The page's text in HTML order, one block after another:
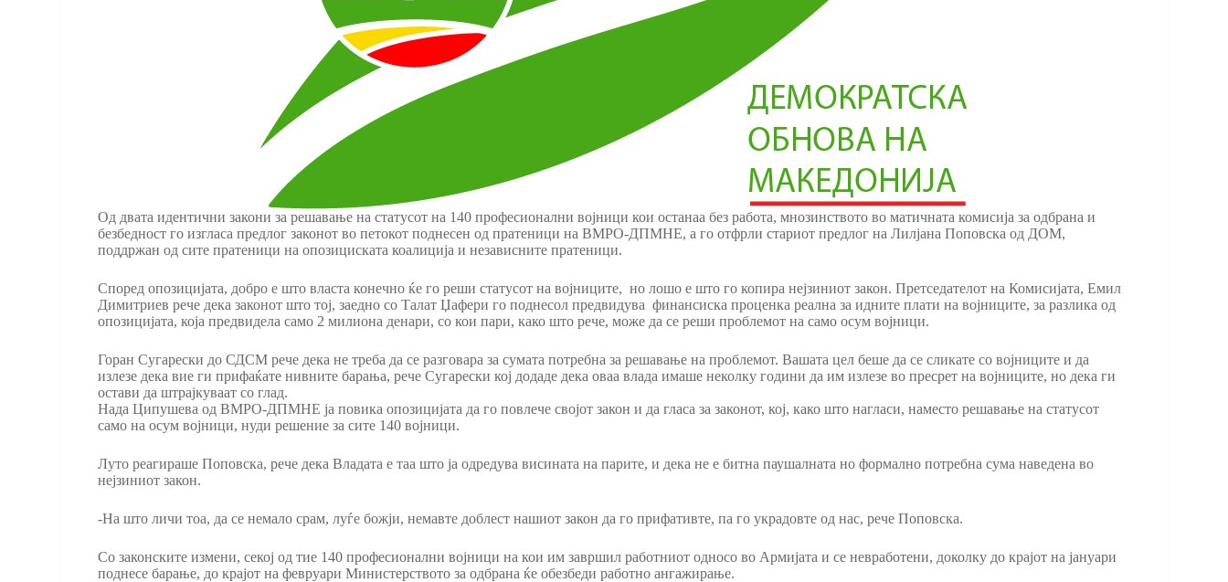
Од двата идентични закони за решавање на статусот на 140 професионални војници кои останаа без работа, мнозинството во матичната комисија за одбрана и
безбедност го изгласа предлог законот во петокот поднесен од пратеници на ВМРО-ДПМНЕ, а го отфрли стариот предлог на Лилјана Поповска од ДОМ,
поддржан од сите пратеници на опозициската коалиција и независните пратеници.
Според опозицијата, добро е што власта конечно ќе го реши статусот на војниците, но лошо е што го копира нејзиниот закон. Претседателот на Комисијата, Емил
Димитриев рече дека законот што тој, заедно со Талат Џафери го поднесол предвидува финансиска проценка реална за идните плати на војниците, за разлика од
опозицијата, која предвидела само 2 милиона денари, со кои пари, како што рече, може да се реши проблемот на само осум војници.
Горан Сугарески до СДСМ рече дека не треба да се разговара за сумата потребна за решавање на проблемот. Вашата цел беше да се сликате со војниците и да
излезе дека вие ги прифаќате нивните барања, рече Сугарески кој додаде дека оваа влада имаше неколку години да им излезе во пресрет на војниците, но дека ги
остави да штрајкуваат со глад.
Нада Ципушева од ВМРО-ДПМНЕ ја повика опозицијата да го повлече својот закон и да гласа за законот, кој, како што нагласи, наместо решавање на статусот
само на осум војници, нуди решение за сите 140 војници.
Луто реагираше Поповска, рече дека Владата е таа што ја одредува висината на парите, и дека не е битна паушалната но формално потребна сума наведена во
нејзиниот закон.
-На што личи тоа, да се немало срам, луѓе божји, немавте доблест нашиот закон да го прифативте, па го украдовте од нас, рече Поповска.
Со законските измени, секој од тие 140 професионални војници на кои им завршил работниот односо во Армијата и се невработени, доколку до крајот на јануари
поднесе барање, до крајот на февруари Министерството за одбрана ќе обезбеди работно ангажирање.